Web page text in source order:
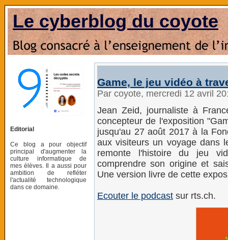
Le cyberblog du coyote
Editorial
Ce blog a pour objectif
principal d'augmenter la
culture informatique de
mes élèves. Il a aussi pour
ambition de refléter
l'actualité technologique
dans ce domaine.
Game, le jeu vidéo à
Par coyote, mercredi 12 avril
Jean Zeid, journaliste à
concepteur de l'exposition
jusqu'au 27 août 2017 à la
aux visiteurs un voyage dans
remonte lʹhistoire du jeu
comprendre son origine et
Une version livre de cette
Ecouter le podcast sur rts.ch.